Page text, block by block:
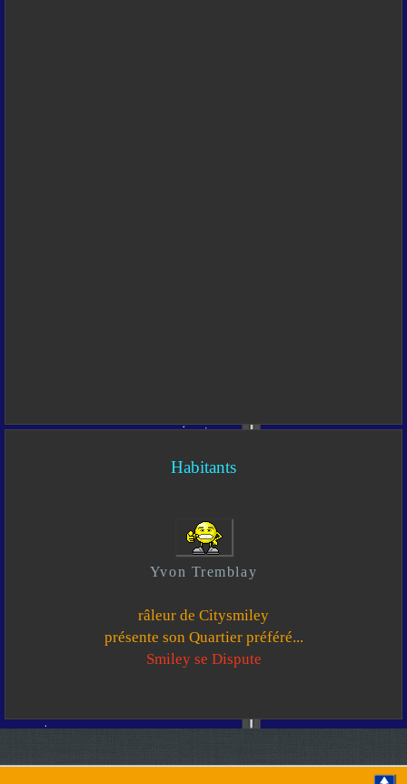
Habitants
Yvon Tremblay
râleur de Citysmiley
présente son Quartier préféré...
Smiley se Dispute